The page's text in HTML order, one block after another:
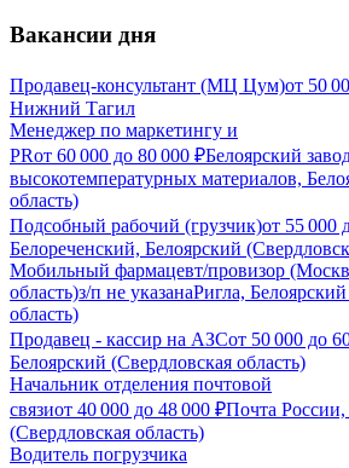
Вакансии дня
Продавец-консультант (МЦ Цум)от 50
Нижний Тагил
Менеджер по маркетингу и
PRот 60 000 до 80 000 ₽Белоярский
высокотемпературных материалов,
область)
Подсобный рабочий (грузчик)от 55 000
Белореченский, Белоярский
Мобильный фармацевт/провизор
область)з/п не указанаРигла,
область)
Продавец - кассир на АЗСот 50 000 до
Белоярский (Свердловская область)
Начальник отделения почтовой
связиот 40 000 до 48 000 ₽Почта России,
(Свердловская область)
Водитель погрузчика